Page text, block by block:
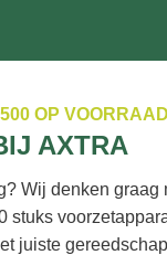
OP VOORRAAD
AXTRA
Wij denken graag
stuks
juiste